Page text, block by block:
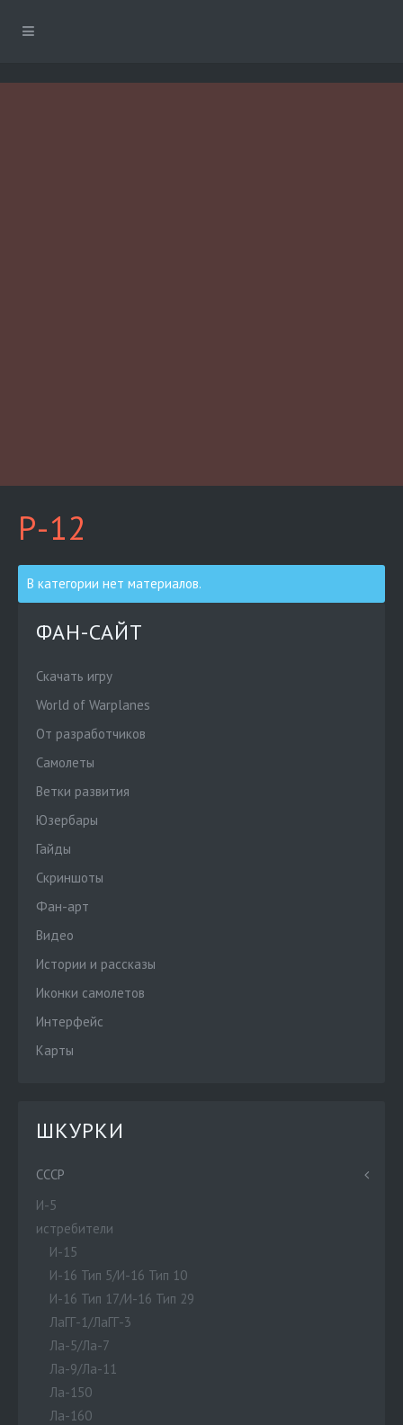
P-12
В категории нет материалов.
ФАН-САЙТ
Скачать игру
World of Warplanes
От разработчиков
Cамолеты
Ветки развития
Юзербары
Гайды
Скриншоты
Фан-арт
Видео
Истории и рассказы
Иконки самолетов
Интерфейс
Карты
ШКУРКИ
СССР
И-5
истребители
И-15
И-16 Тип 5/И-16 Тип 10
И-16 Тип 17/И-16 Тип 29
ЛаГГ-1/ЛаГГ-3
Ла-5/Ла-7
Ла-9/Ла-11
Ла-150
Ла-160